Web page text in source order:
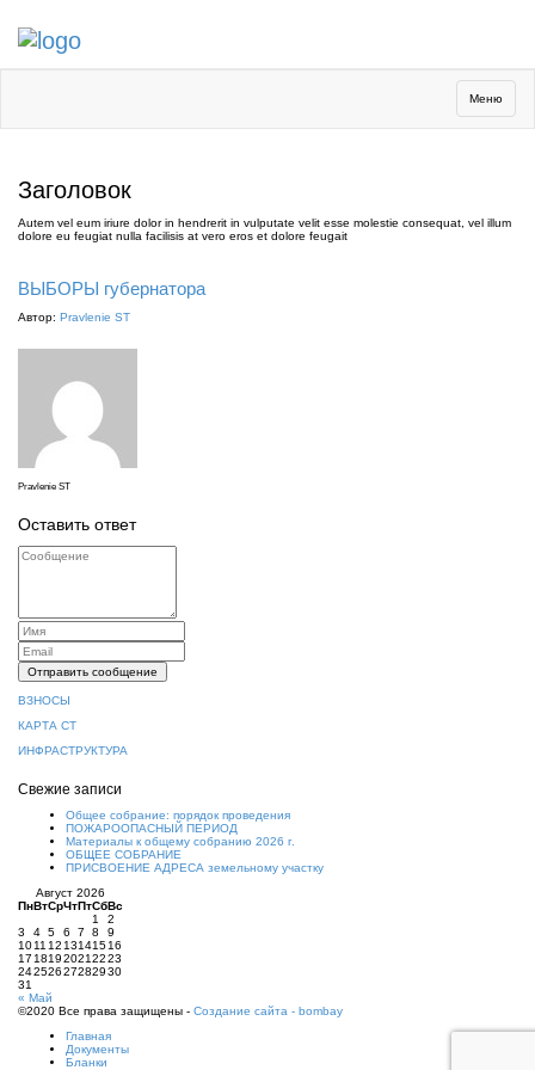
Toggle
Меню
Заголовок
Autem vel eum iriure dolor in hendrerit in vulputate velit esse molestie consequat, vel illum
dolore eu feugiat nulla facilisis at vero eros et dolore feugait
ВЫБОРЫ губернатора
Автор: Pravlenie ST
Pravlenie ST
Оставить ответ
ВЗНОСЫ
КАРТА СТ
ИНФРАСТРУКТУРА
Свежие записи
Общее собрание: порядок проведения
ПОЖАРООПАСНЫЙ ПЕРИОД
Материалы к общему собранию 2026 г.
ОБЩЕЕ СОБРАНИЕ
ПРИСВОЕНИЕ АДРЕСА земельному участку
Август 2026
ПнВтСрЧтПтСбВс
« Май
1
2
3
4 5 6 7 8
9
10111213141516
17181920212223
24252627282930
31
©2020 Все права защищены - Создание сайта - bombay
Главная
Документы
Бланки